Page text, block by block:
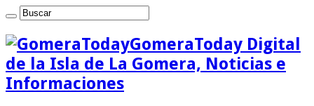
GomeraToday Digital
de la Isla de La Gomera, Noticias e
Informaciones